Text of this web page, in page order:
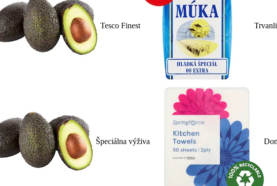
Tesco Finest
Špeciálna výživa